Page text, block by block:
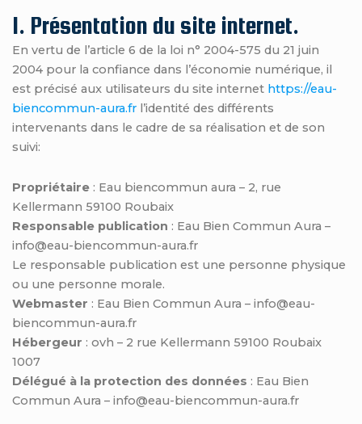
1. Présentation du site internet.
En vertu de l’article 6 de la loi n° 2004-575 du 21 juin
2004 pour la confiance dans l’économie numérique, il
est précisé aux utilisateurs du site internet https://eau-
biencommun-aura.fr l’identité des différents
intervenants dans le cadre de sa réalisation et de son
suivi:
Propriétaire : Eau biencommun aura – 2, rue
Kellermann 59100 Roubaix
Responsable publication : Eau Bien Commun Aura –
info@eau-biencommun-aura.fr
Le responsable publication est une personne physique
ou une personne morale.
Webmaster : Eau Bien Commun Aura – info@eau-
biencommun-aura.fr
Hébergeur : ovh – 2 rue Kellermann 59100 Roubaix
1007
Délégué à la protection des données : Eau Bien
Commun Aura – info@eau-biencommun-aura.fr